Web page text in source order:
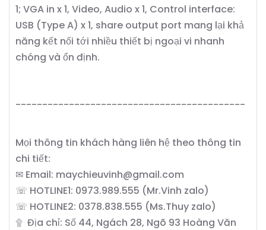
1; VGA in x 1, Video, Audio x 1, Control interface:
USB (Type A) x 1, share output port mang lại khả
năng kết nối tới nhiều thiết bị ngoại vi nhanh
chóng và ổn định.
-------------------------------------------
Mọi thông tin khách hàng liên hệ theo thông tin
chi tiết:
✉ Email: maychieuvinh@gmail.com
☏ HOTLINE1: 0973.989.555 (Mr.Vinh zalo)
☏ HOTLINE2: 0378.838.555 (Ms.Thuy zalo)
۩ Địa chỉ: Số 44, Ngách 28, Ngõ 93 Hoàng Văn